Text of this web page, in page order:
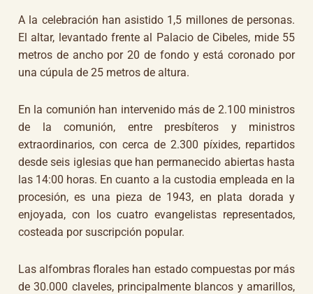
A la celebración han asistido 1,5 millones de personas.
El altar, levantado frente al Palacio de Cibeles, mide 55
metros de ancho por 20 de fondo y está coronado por
una cúpula de 25 metros de altura.
En la comunión han intervenido más de 2.100 ministros
de la comunión, entre presbíteros y ministros
extraordinarios, con cerca de 2.300 píxides, repartidos
desde seis iglesias que han permanecido abiertas hasta
las 14:00 horas. En cuanto a la custodia empleada en la
procesión, es una pieza de 1943, en plata dorada y
enjoyada, con los cuatro evangelistas representados,
costeada por suscripción popular.
Las alfombras florales han estado compuestas por más
de 30.000 claveles, principalmente blancos y amarillos,